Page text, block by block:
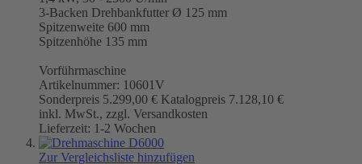
3-Backen Drehbankfutter Ø 125 mm
Spitzenweite 600 mm
Spitzenhöhe 135 mm
Vorführmaschine
Artikelnummer: 10601V
Sonderpreis 5.299,00 € Katalogpreis 7.128,10 €
inkl. MwSt., zzgl. Versandkosten
Lieferzeit: 1-2 Wochen
Zur Vergleichsliste hinzufügen